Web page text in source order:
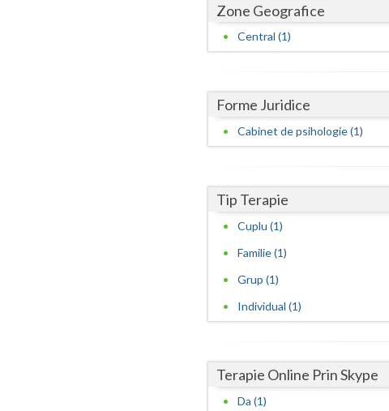
Hunedoara
Neamt
Zone Geografice
Central (1)
Forme Juridice
Cabinet de psihologie (1)
Tip Terapie
Cuplu (1)
Familie (1)
Grup (1)
Individual (1)
Terapie Online Prin Skype
Da (1)